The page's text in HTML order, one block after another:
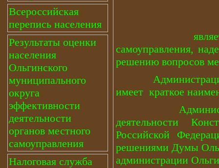
Всероссийская
перепись населения
Результаты оценки
населения
Ольгинского
муниципального
округа
эффективности
деятельности
органов местного
самоуправления
Налоговая служба
является
самоуправления,
решению вопросов
Администрация
имеет краткое
Администрация
деятельности
Российской
решениями Думы
администрации